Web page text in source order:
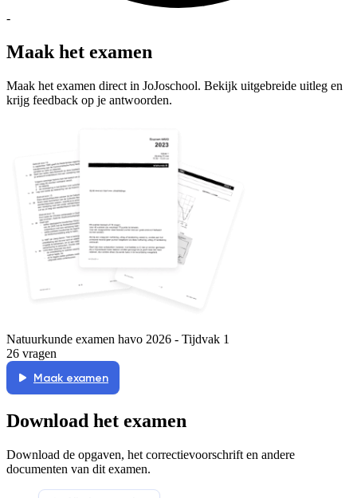
-
Maak het examen
Maak het examen direct in JoJoschool. Bekijk uitgebreide uitleg en
krijg feedback op je antwoorden.
Natuurkunde examen havo 2026 - Tijdvak 1
26 vragen
Maak examen
Download het examen
Download de opgaven, het correctievoorschrift en andere
documenten van dit examen.